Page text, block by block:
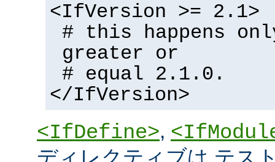
<IfVersion >= 2.1>
# this happens
greater or
# equal 2.1.0.
</IfVersion>
<IfDefine>,
ディレクティブは テス